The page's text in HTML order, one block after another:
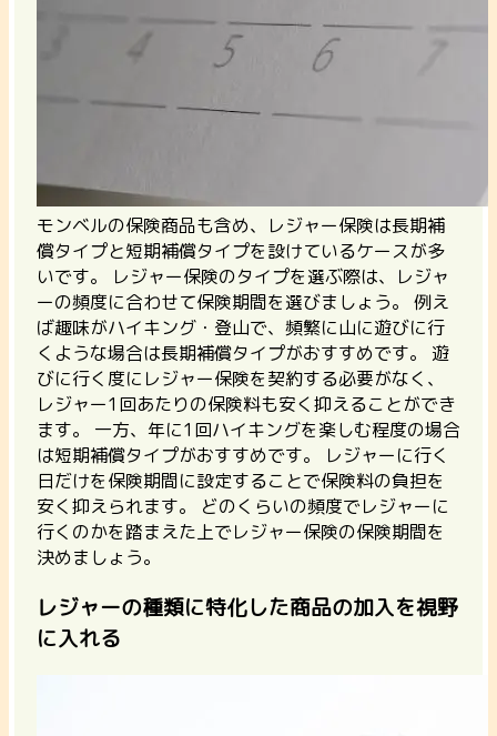
モンベルの保険商品も含め、レジャー保険は長期補
償タイプと短期補償タイプを設けているケースが多
いです。 レジャー保険のタイプを選ぶ際は、レジャ
ーの頻度に合わせて保険期間を選びましょう。 例え
ば趣味がハイキング・登山で、頻繁に山に遊びに行
くような場合は長期補償タイプがおすすめです。 遊
びに行く度にレジャー保険を契約する必要がなく、
レジャー1回あたりの保険料も安く抑えることができ
ます。 一方、年に1回ハイキングを楽しむ程度の場合
は短期補償タイプがおすすめです。
レジャーに行く
日だけを保険期間に設定することで保険料の負担を
安く抑えられます。
どのくらいの頻度でレジャーに
行くのかを踏まえた上でレジャー保険の保険期間を
決めましょう。
レジャーの種類に特化した商品の加入を視野
に入れる